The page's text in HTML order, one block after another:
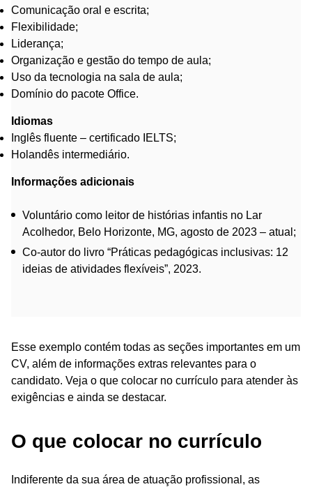
Comunicação oral e escrita;
Flexibilidade;
Liderança;
Organização e gestão do tempo de aula;
Uso da tecnologia na sala de aula;
Domínio do pacote Office.
Idiomas
Inglês fluente – certificado IELTS;
Holandês intermediário.
Informações adicionais
Voluntário como leitor de histórias infantis no Lar
Acolhedor, Belo Horizonte, MG, agosto de 2023 – atual;
Co-autor do livro “Práticas pedagógicas inclusivas: 12
ideias de atividades flexíveis”, 2023.
Esse exemplo contém todas as seções importantes em um
CV, além de informações extras relevantes para o
candidato. Veja o que colocar no currículo para atender às
exigências e ainda se destacar.
O que colocar no currículo
Indiferente da sua área de atuação profissional, as